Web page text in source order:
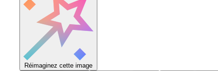
Réimaginez cette image